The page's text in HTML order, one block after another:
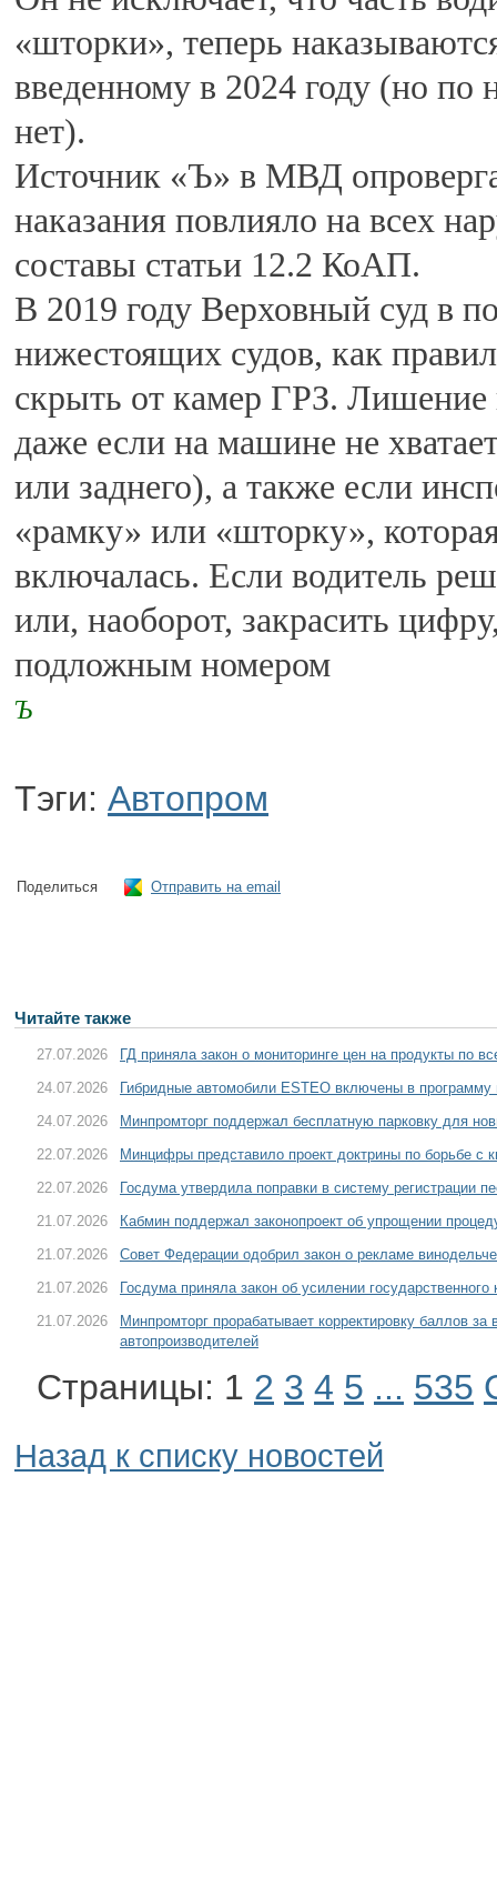
«шторки», теперь
введенному в 2024 году (но по
нет).
Источник «Ъ» в МВД
наказания повлияло на всех
составы статьи 12.2 КоАП.
В 2019 году Верховный суд в
нижестоящих судов, как
скрыть от камер ГРЗ. Лишение
даже если на машине не
или заднего), а также если
«рамку» или «шторку»,
включалась. Если водитель
или, наоборот, закрасить
подложным номером
Ъ
Тэги: Автопром
Поделиться Отправить на email
Читайте также
27.07.2026
ГД приняла закон о мониторинге цен на продукты по
24.07.2026
Гибридные автомобили ESTEO включены в программу
24.07.2026
Минпромторг поддержал бесплатную парковку для
22.07.2026
Минцифры представило проект доктрины по борьбе с
22.07.2026
Госдума утвердила поправки в систему регистрации
21.07.2026
Кабмин поддержал законопроект об упрощении
21.07.2026
Совет Федерации одобрил закон о рекламе
21.07.2026
Госдума приняла закон об усилении государственного
21.07.2026
Минпромторг прорабатывает корректировку баллов
автопроизводителей
Страницы: 1 2 3 4 5 ... 535
Назад к списку новостей